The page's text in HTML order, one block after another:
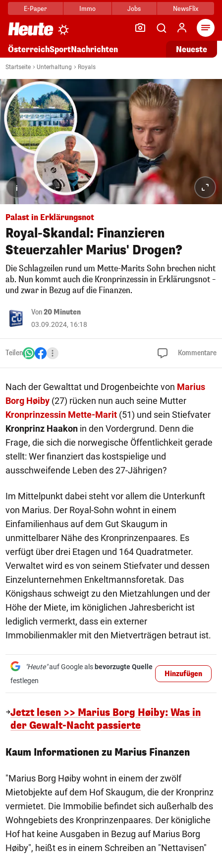
E-Paper Immo Jobs NewsFlix
ÖsterreichSportNachrichten Neueste
Startseite Unterhaltung Royals
i
Palast in Erklärungsnot
Royal-Skandal: Finanzieren
Steuerzahler Marius' Drogen?
Die Schlagzeilen rund um Mette-Marits Sohn brechen nicht
ab. Nun kommt auch die Kronprinzessin in Erklärungsnot –
und zwar in Bezug auf die Finanzen.
Von20 Minuten
03.09.2024, 16:18
Teilen Kommentare
Nach der Gewalttat und Drogenbeichte von Marius
Borg Høiby (27) rücken nun auch seine Mutter
Kronprinzessin Mette-Marit (51) und sein Stiefvater
Kronprinz Haakon in den Vordergrund. Denn die
Frage, die sich die norwegische Öffentlichkeit gerade
stellt: Wer finanziert das kostspielige und
ausschweifende Leben des 27-Jährigen?
Im Mittelpunkt dabei steht vor allem die Unterkunft
von Marius. Der Royal-Sohn wohnt in einem
Einfamilienhaus auf dem Gut Skaugum in
unmittelbarer Nähe des Kronprinzenpaares. Es
verfügt über drei Etagen und 164 Quadratmeter.
Verwaltet wird es von seinem Stiefvater und dessen
Einzelunternehmen Enkeltmannsforetak. Das
Königshaus schweigt zu den Mietzahlungen und der
Höhe der Miete, im königlichen Jahresbericht ist
lediglich vermerkt, dass ein externer
Immobilienmakler mit den Mietverträgen betraut ist.
"Heute"auf Google als bevorzugte Quelle
festlegen
Hinzufügen
Jetzt lesen >> Marius Borg Høiby: Was in
der Gewalt-Nacht passierte
Kaum Informationen zu Marius Finanzen
"Marius Borg Høiby wohnt in einem der zwölf
Mietobjekte auf dem Hof Skaugum, die der Kronprinz
vermietet. Die Immobilie befindet sich außerhalb des
Wohngebiets des Kronprinzenpaares. Der königliche
Hof hat keine Ausgaben in Bezug auf Marius Borg
Høiby", heißt es in einem Schreiben an "Nettavisen"